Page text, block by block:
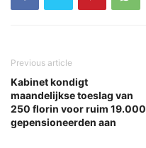
Previous article
Kabinet kondigt
maandelijkse toeslag van
250 florin voor ruim 19.000
gepensioneerden aan